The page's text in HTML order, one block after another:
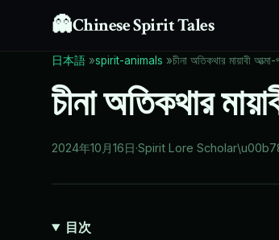
👻Chinese Spirit Tales
日本語 »spirit-animals »চীনা অতিকথার মায়াবী
চীনা অতিকথার
2024年10月16日·Spirit Lore Scholar\u00b7
目次